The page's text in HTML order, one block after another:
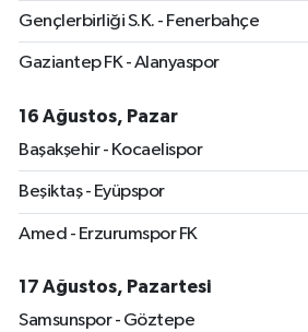
Gençlerbirliği S.K. - Fenerbahçe
Gaziantep FK - Alanyaspor
16 Ağustos, Pazar
Başakşehir - Kocaelispor
Beşiktaş - Eyüpspor
Amed - Erzurumspor FK
17 Ağustos, Pazartesi
Samsunspor - Göztepe